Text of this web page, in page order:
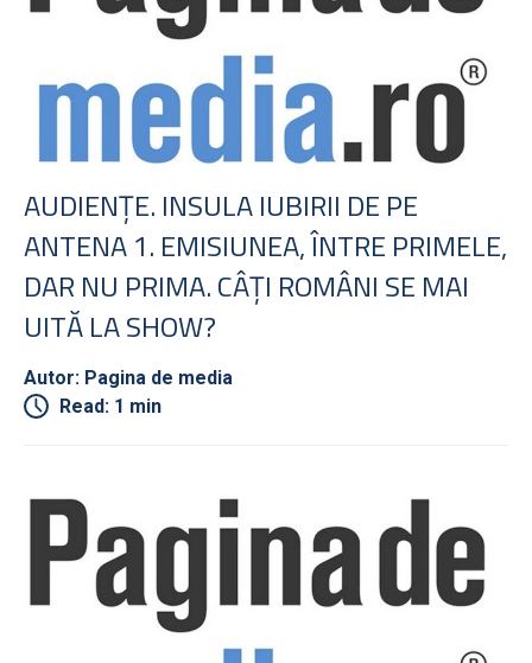
AUDIENŢE. INSULA IUBIRII DE PE
ANTENA 1. EMISIUNEA, ÎNTRE PRIMELE,
DAR NU PRIMA. CÂŢI ROMÂNI SE MAI
UITĂ LA SHOW?
Autor: Pagina de media
Read: 1 min